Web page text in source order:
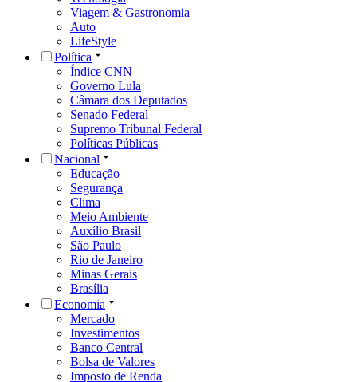
Viagem & Gastronomia
Auto
LifeStyle
Política
Índice CNN
Governo Lula
Câmara dos Deputados
Senado Federal
Supremo Tribunal Federal
Políticas Públicas
Nacional
Educação
Segurança
Clima
Meio Ambiente
Auxílio Brasil
São Paulo
Rio de Janeiro
Minas Gerais
Brasília
Economia
Mercado
Investimentos
Banco Central
Bolsa de Valores
Imposto de Renda